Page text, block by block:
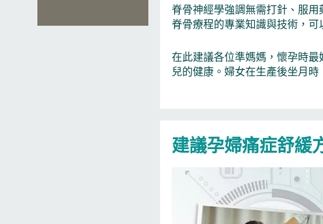
脊骨神經學強調無需打針、服
脊骨療程的專業知識與技術，
在此建議各位準媽媽，懷孕時
兒的健康。婦女在生產後坐月
建議孕婦痛症舒緩